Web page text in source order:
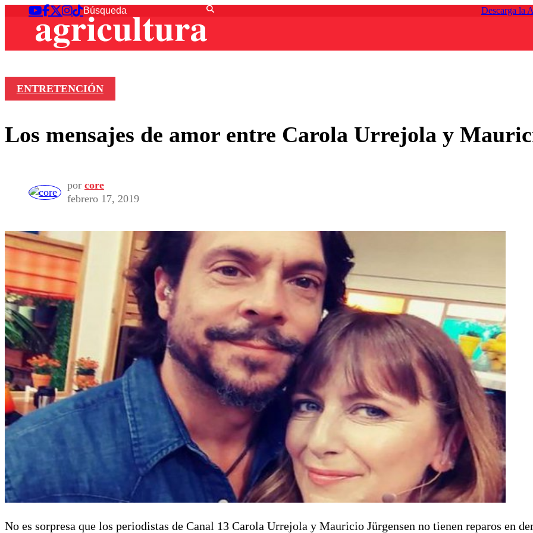
Descarga la
ENTRETENCIÓN
Los mensajes de amor entre Carola Urrejola y
por core
febrero 17, 2019
No es sorpresa que los periodistas de Canal 13 Carola Urrejola y Mauricio Jürgensen no tienen reparos en